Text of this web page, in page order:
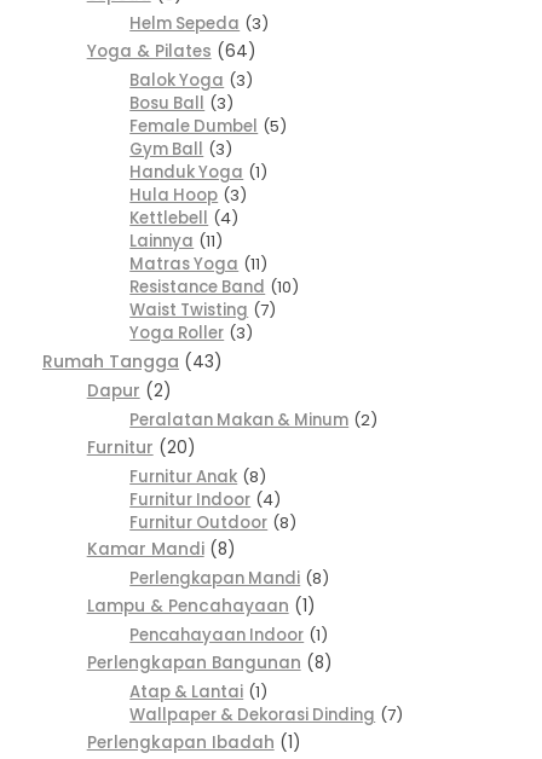
Helm Sepeda 3
Yoga & Pilates
64
Balok Yoga 3
Bosu Ball 3
Female Dumbel 5
Gym Ball 3
Handuk Yoga 1
Hula Hoop 3
Kettlebell 4
Lainnya 11
Matras Yoga 11
Resistance Band 10
Waist Twisting 7
Yoga Roller 3
Rumah Tangga 43
Dapur
2
Peralatan Makan & Minum 2
Furnitur
20
Furnitur Anak 8
Furnitur Indoor 4
Furnitur Outdoor 8
Kamar Mandi 8
Perlengkapan Mandi 8
Lampu & Pencahayaan
1
Pencahayaan Indoor 1
Perlengkapan Bangunan
8
Atap & Lantai 1
Wallpaper & Dekorasi Dinding 7
Perlengkapan Ibadah
1